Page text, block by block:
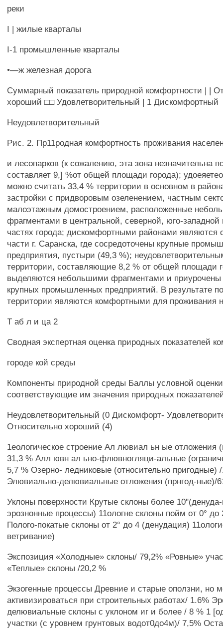
реки
I | жилые кварталы
I-1 промышленные кварталы
•—ж железная дорога
Суммарный показатель природной комфортности | |
хороший □□ Удовлетворительный | 1 Дискомфортный
Неудовлетворительный
Рис. 2. Пр11родная комфортность проживания
и лесопарков (к сожалению, эта зона незначительна
составляет 9,] %от общей площади города);
можно считать 33,4 % территории в основном в
застройки с придворовым озеленением, частным
малоэтажным домостроением, расположенные
фрагментами в центральной, северной, юго-западной
частях города; дискомфортными районами являются
части г. Саранска, где сосредоточены крупные
предприятия, пустыри (49,3 %);
территории, составляющие 8,2 % от общей площади
выделяются небольшими фрагментами и приурочены
крупных промышленных предприятий. В результате
территории являются комфортными для проживания
Т аб л и ца 2
Сводная экспертная оценка природных показателей
городе кой среды
Компоненты природной среды Баллы условной
соответствующие им значения природных
Неудовлетворительный (0 Дискомфорт-
Относительно хороший (4)
1еологическое строение Ал лювиал ьн ые отложения
31,3 % Алл ювн ал ьно-флювногляци-альные
5,7 % Озерно- ледниковые (относительно пригодные)
Элювиально-делювиальные отложения (прнгод-ные)/
Уклоны поверхности Крутые склоны более
эрознонные процессы) 11ологне склоны пойм от 0° до
Полого-покатые склоны от 2° до 4 (денудация)
ветривание)
Экспозиция «Холодные» склоны/ 79,2% «Ровные»
«Теплые» склоны /20,2 %
Экзогенные процессы Древние и старые оползни, но
активизироваться при строительных работах/ 1.6%
делювиальные склоны с уклоном иг и более / 8 % 1
участки (с уровнем грунтовых водот0до4м)/ 7,5%